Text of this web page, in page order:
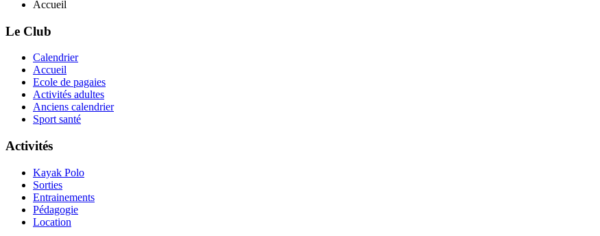
Accueil
Le Club
Calendrier
Accueil
Ecole de pagaies
Activités adultes
Anciens calendrier
Sport santé
Activités
Kayak Polo
Sorties
Entrainements
Pédagogie
Location